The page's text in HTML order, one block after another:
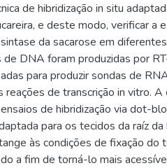
de hibridização in situ
e deste modo, verificar a
da sacarose em
DNA foram produzidas por
para produzir sondas de
reações de transcrição in vitro.
de hibridização via dot-
para os tecidos da raíz da
às condições de fixação do
a fim de torná-lo mais